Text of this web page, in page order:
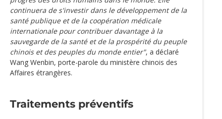
continuera de s'investir dans le développement de la
santé publique et de la coopération médicale
internationale pour contribuer davantage à la
sauvegarde de la santé et de la prospérité du peuple
chinois et des peuples du monde entier", a déclaré
Wang Wenbin, porte-parole du ministère chinois des
Affaires étrangères.
Traitements préventifs